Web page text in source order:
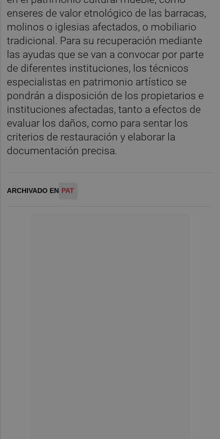
enseres de valor etnológico de las barracas,
molinos o iglesias afectados, o mobiliario
tradicional. Para su recuperación mediante
las ayudas que se van a convocar por parte
de diferentes instituciones, los técnicos
especialistas en patrimonio artístico se
pondrán a disposición de los propietarios e
instituciones afectadas, tanto a efectos de
evaluar los daños, como para sentar los
criterios de restauración y elaborar la
documentación precisa.
ARCHIVADO EN PAT